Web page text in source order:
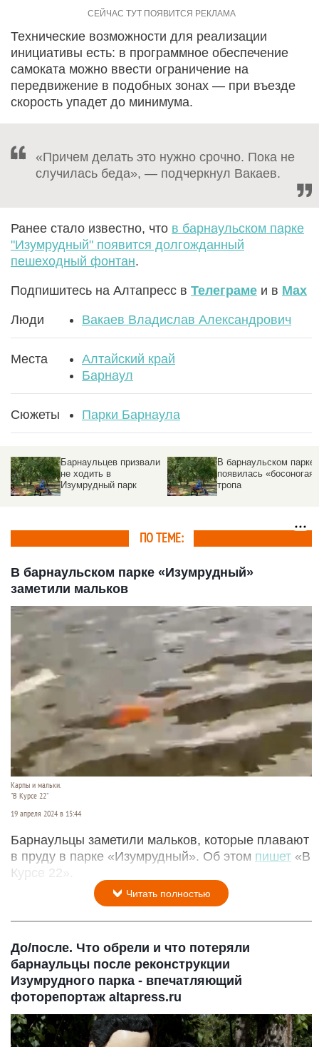
Технические возможности для реализации
инициативы есть: в программное обеспечение
самоката можно ввести ограничение на
передвижение в подобных зонах — при въезде
скорость упадет до минимума.
«Причем делать это нужно срочно. Пока не
случилась беда», — подчеркнул Вакаев.
Ранее стало известно, что в барнаульском парке
"Изумрудный" появится долгожданный
пешеходный фонтан.
Подпишитесь на Алтапресс в Телеграме и в Max
Люди Вакаев Владислав Александрович
Места
Алтайский край
Барнаул
Сюжеты Парки Барнаула
Барнаульцев призвали
не ходить в
Изумрудный парк
В барнаульском парке
появилась «босоногая»
тропа
ПО ТЕМЕ:
В барнаульском парке «Изумрудный»
заметили мальков
Карпы и мальки.
"В Курсе 22"
19 апреля 2024 в 15:44
Барнаульцы заметили мальков, которые плавают
в пруду в парке «Изумрудный». Об этом пишет «В
Курсе 22».
Читать полностью
До/после. Что обрели и что потеряли
барнаульцы после реконструкции
Изумрудного парка - впечатляющий
фоторепортаж altapress.ru